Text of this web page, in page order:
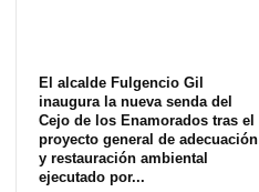
El alcalde Fulgencio Gil
inaugura la nueva senda del
Cejo de los Enamorados tras el
proyecto general de adecuación
y restauración ambiental
ejecutado por...